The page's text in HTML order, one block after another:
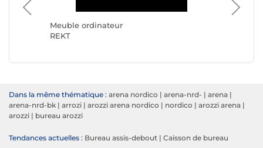
Meuble ordinateur
REKT
Dans la même thématique : arena nordico | arena-nrd- | arena |
arena-nrd-bk | arrozi | arozzi arena nordico | nordico | arozzi arena |
arozzi | bureau arozzi
Tendances actuelles : Bureau assis-debout | Caisson de bureau